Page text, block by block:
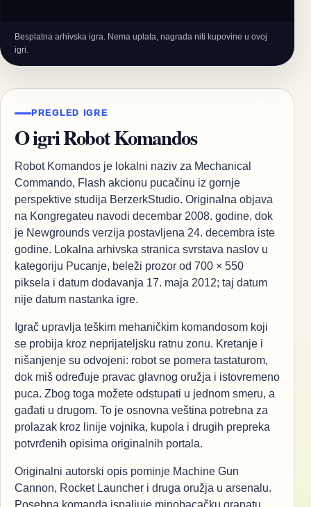
Besplatna arhivska igra. Nema uplata, nagrada niti kupovine u ovoj
igri.
PREGLED IGRE
O igri Robot Komandos
Robot Komandos je lokalni naziv za Mechanical
Commando, Flash akcionu pucačinu iz gornje
perspektive studija BerzerkStudio. Originalna objava
na Kongregateu navodi decembar 2008. godine, dok
je Newgrounds verzija postavljena 24. decembra iste
godine. Lokalna arhivska stranica svrstava naslov u
kategoriju Pucanje, beleži prozor od 700 × 550
piksela i datum dodavanja 17. maja 2012; taj datum
nije datum nastanka igre.
Igrač upravlja teškim mehaničkim komandosom koji
se probija kroz neprijateljsku ratnu zonu. Kretanje i
nišanjenje su odvojeni: robot se pomera tastaturom,
dok miš određuje pravac glavnog oružja i istovremeno
puca. Zbog toga možete odstupati u jednom smeru, a
gađati u drugom. To je osnovna veština potrebna za
prolazak kroz linije vojnika, kupola i drugih prepreka
potvrđenih opisima originalnih portala.
Originalni autorski opis pominje Machine Gun
Cannon, Rocket Launcher i druga oružja u arsenalu.